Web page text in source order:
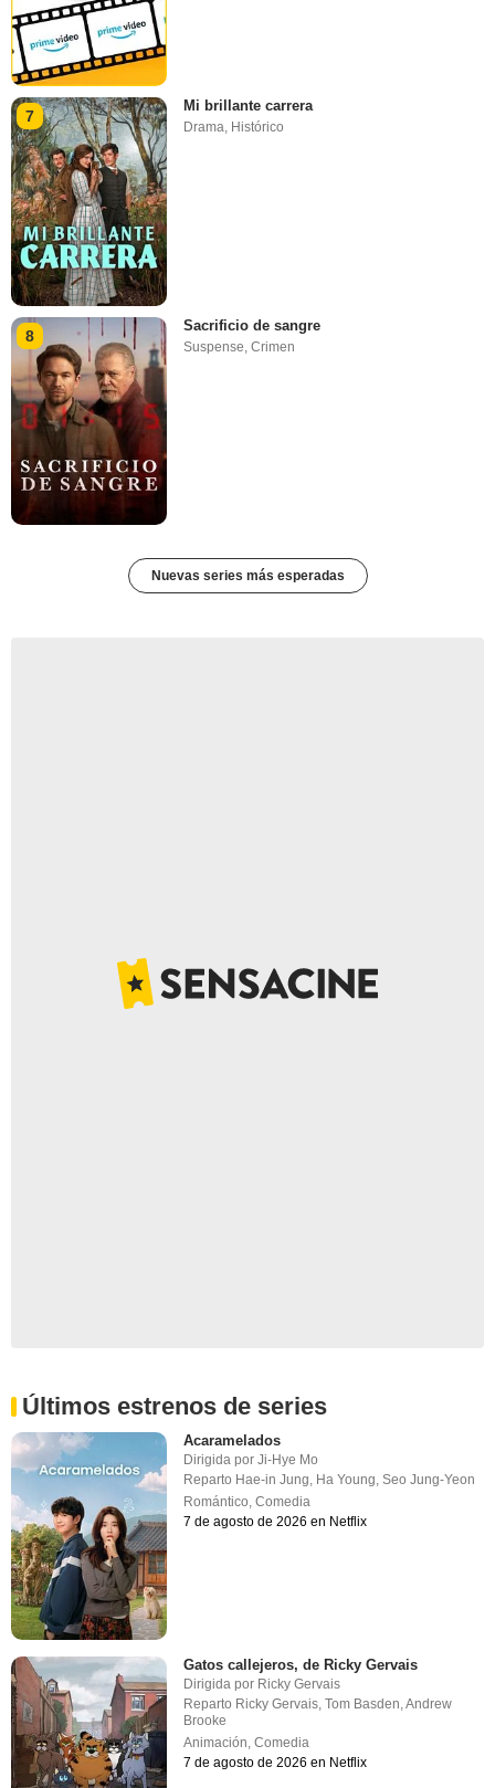
7
Mi brillante carrera
Drama, Histórico
8
Sacrificio de sangre
Suspense ,Crimen
Nuevas series más esperadas
Últimos estrenos de series
Acaramelados
Dirigida porJi-Hye Mo
Reparto Hae-in Jung, Ha Young,Seo Jung-Yeon
Romántico,Comedia
7 de agosto de 2026 en Netflix
Gatos callejeros, de Ricky Gervais
Dirigida por Ricky Gervais
Reparto Ricky Gervais,Tom Basden,Andrew
Brooke
Animación,Comedia
7 de agosto de 2026 en Netflix